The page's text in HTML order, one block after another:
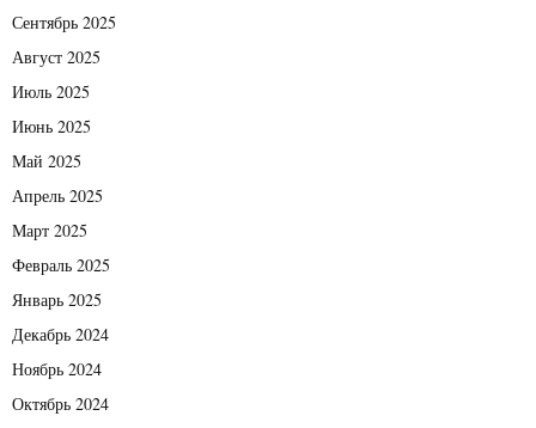
Сентябрь 2025
Август 2025
Июль 2025
Июнь 2025
Май 2025
Апрель 2025
Март 2025
Февраль 2025
Январь 2025
Декабрь 2024
Ноябрь 2024
Октябрь 2024